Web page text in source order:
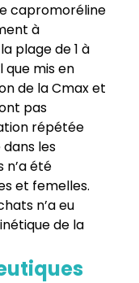
capromoréline
à
plage de 1 à
mis en
de la Cmax et
pas
répétée
dans les
été
et femelles.
n’a eu
de la